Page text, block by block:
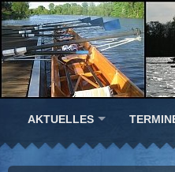
AKTUELLES